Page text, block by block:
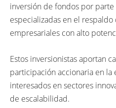
inversión de fondos por
especializadas en el
empresariales con alto
Estos inversionistas aportan
participación accionaria en la
interesados en sectores
de escalabilidad.